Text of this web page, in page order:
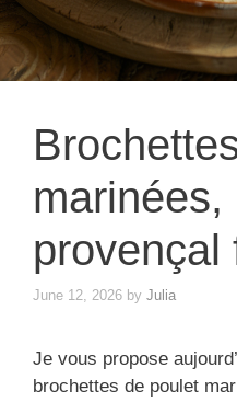
marinées,
provençal
June 12, 2026 by Julia
Je vous propose
brochettes de poulet